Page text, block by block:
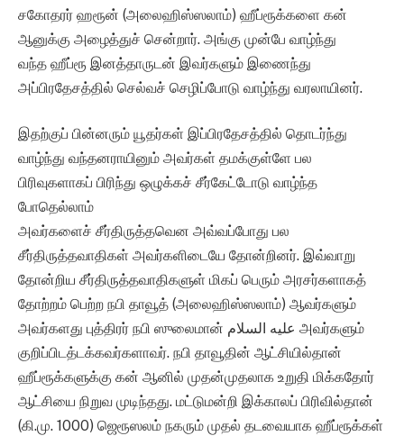
சகோதரர் ஹரூன் (அலைஹிஸ்ஸலாம்) ஹீப்ரூக்களை கன்
ஆனுக்கு அழைத்துச் சென்றார். அங்கு முன்பே வாழ்ந்து
வந்த ஹீப்ரூ இனத்தாருடன் இவர்களும் இணைந்து
அப்பிரதேசத்தில் செல்வச் செழிப்போடு வாழ்ந்து வரலாயினர்.
இதற்குப் பின்னரும் யூதர்கள் இப்பிரதேசத்தில் தொடர்ந்து
வாழ்ந்து வந்தனராயினும் அவர்கள் தமக்குள்ளே பல
பிரிவுகளாகப் பிரிந்து ஒழுக்கச் சீர்கேட்டோடு வாழ்ந்த
போதெல்லாம்
அவர்களைச் சீர்திருத்தவென அவ்வப்போது பல
சீர்திருத்தவாதிகள் அவர்களிடையே தோன்றினர். இவ்வாறு
தோன்றிய சீர்திருத்தவாதிகளுள் மிகப் பெரும் அரசர்களாகத்
தோற்றம் பெற்ற நபி தாவூத் (அலைஹிஸ்ஸலாம்) ஆவர்களும்
அவர்களது புத்திரர் நபி ஸுலைமான் عليه السلام அவர்களும்
குறிப்பிடத்டக்கவர்களாவர். நபி தாவூதின் ஆட்சியில்தான்
ஹீப்ரூக்களுக்கு கன் ஆனில் முதன்முதலாக உறுதி மிக்கதோர்
ஆட்சியை நிறுவ முடிந்தது. மட்டுமன்றி இக்காலப் பிரிவில்தான்
(கி.மு. 1000) ஜெரூஸலம் நகரும் முதல் தடவையாக ஹீப்ரூக்கள்